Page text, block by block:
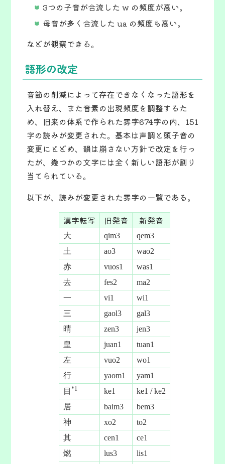
3つの子音が合流した w の頻度が高い。
母音が多く合流した ua の頻度も高い。
などが観察できる。
語形の改定
音節の削減によって存在できなくなった語形を
入れ替え、また音素の出現頻度を調整するた
め、旧来の体系で作られた雰字674字の内、151
字の読みが変更された。基本は声調と頭子音の
変更にとどめ、韻は崩さない方針で改定を行っ
たが、幾つかの文字には全く新しい語形が割り
当てられている。
以下が、読みが変更された雰字の一覧である。
漢字転写
旧発音 新発音
大 qim3
qem3
土
ao3
wao2
赤
vuos1
was1
去
fes2
ma2
一
vi1
wi1
三
gaol3
gal3
晴
zen3
jen3
皇
juan1
tuan1
左
vuo2
wo1
行
yaom1
yam1
目 *1 ke1
ke1 / ke2
居
baim3
bem3
神
xo2
to2
其
cen1
ce1
燃
lus3
lis1